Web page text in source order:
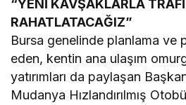
“YENİ KAVŞAKLARLA
RAHATLATACAĞIZ”
Bursa genelinde planlama ve
eden, kentin ana ulaşım
yatırımları da paylaşan
Mudanya Hızlandırılmış